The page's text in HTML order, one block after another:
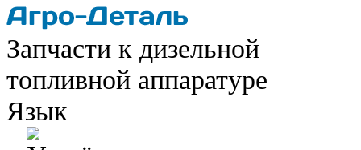
Запчасти к дизельной
топливной аппаратуре
Язык